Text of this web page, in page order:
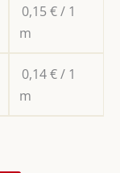
0,15€/ 1
m
0,14€/ 1
m